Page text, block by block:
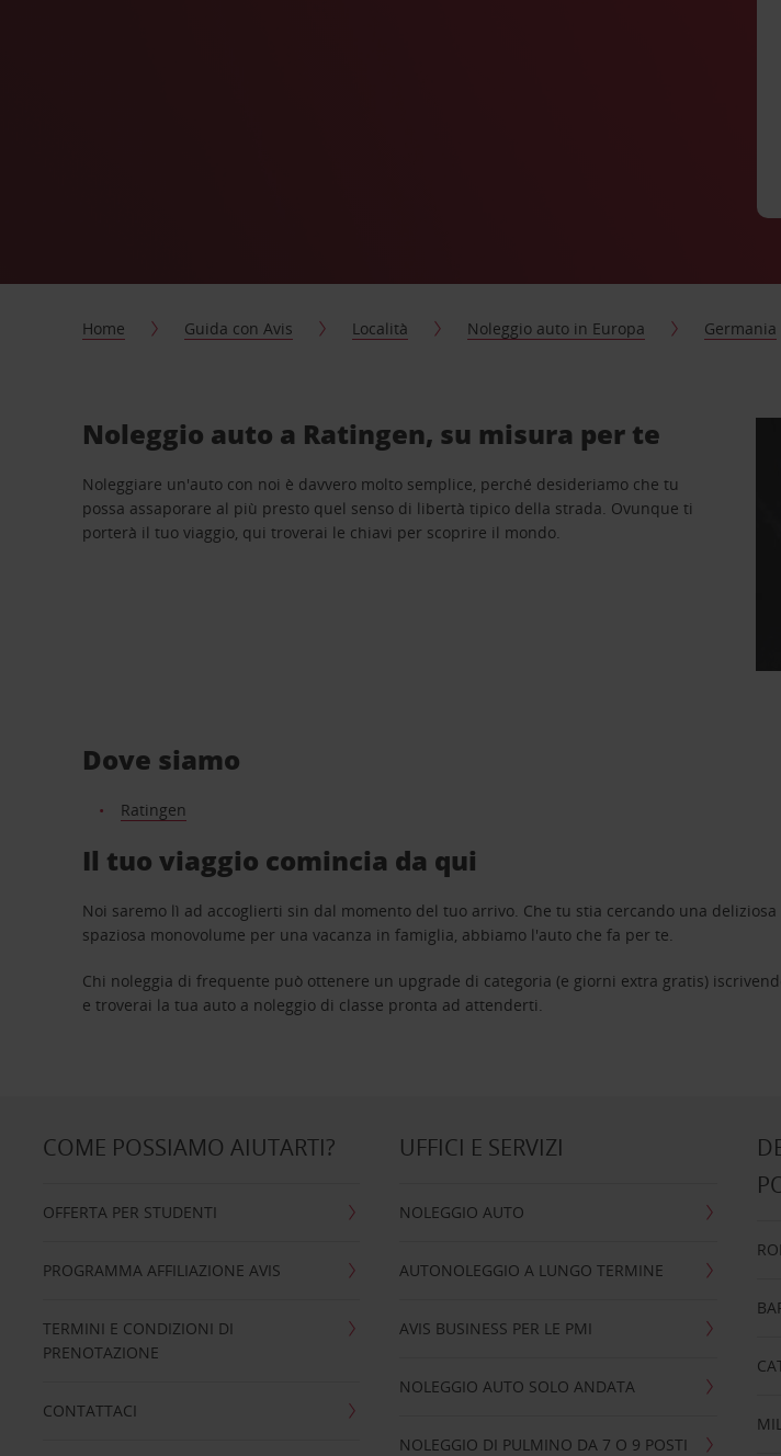
Home Guida con Avis Località Noleggio auto in Europa Germania
Noleggio auto a Ratingen, su misura per te
Noleggiare un'auto con noi è davvero molto semplice, perché desideriamo che tu
possa assaporare al più presto quel senso di libertà tipico della strada. Ovunque ti
porterà il tuo viaggio, qui troverai le chiavi per scoprire il mondo.
Dove siamo
Ratingen
Il tuo viaggio comincia da qui
Noi saremo lì ad accoglierti sin dal momento del tuo arrivo. Che tu stia cercando una
spaziosa monovolume per una vacanza in famiglia, abbiamo l'auto che fa per te.
Chi noleggia di frequente può ottenere un upgrade di categoria (e giorni extra gratis)
e troverai la tua auto a noleggio di classe pronta ad attenderti.
COME POSSIAMO AIUTARTI?
OFFERTA PER STUDENTI
PROGRAMMA AFFILIAZIONE AVIS
TERMINI E CONDIZIONI DI
PRENOTAZIONE
CONTATTACI
UFFICI E SERVIZI
NOLEGGIO AUTO
AUTONOLEGGIO A LUNGO TERMINE
AVIS BUSINESS PER LE PMI
NOLEGGIO AUTO SOLO ANDATA
NOLEGGIO DI PULMINO DA 7 O 9 POSTI